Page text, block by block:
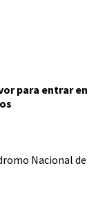
para entrar en